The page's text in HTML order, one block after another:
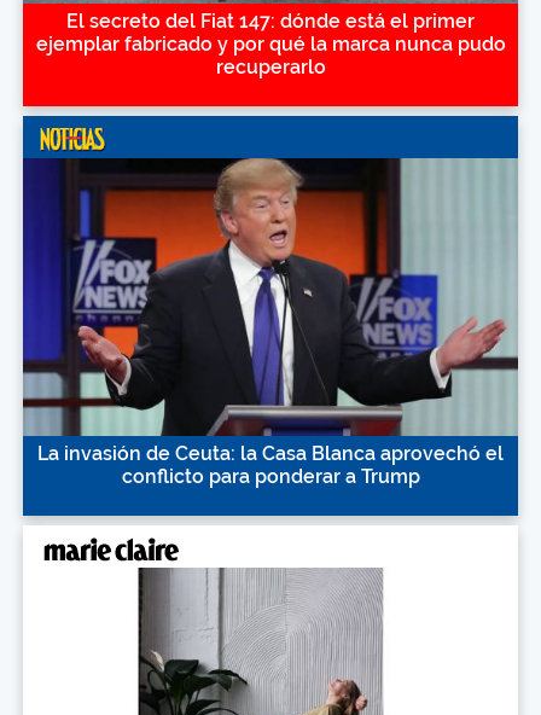
El secreto del Fiat 147: dónde está el primer
ejemplar fabricado y por qué la marca nunca pudo
recuperarlo
La invasión de Ceuta: la Casa Blanca aprovechó el
conflicto para ponderar a Trump